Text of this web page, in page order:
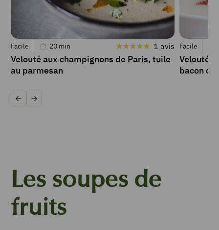
Facile 20 min 1 avis
Velouté aux champignons de Paris, tuile
au parmesan
Facile
Velouté
bacon
Précédent
Suivant
Les soupes de
fruits